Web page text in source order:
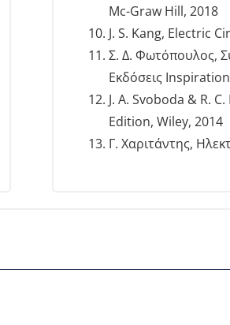
Mc-Graw Hill, 2018
J. S. Kang, Electric
Σ. Δ. Φωτόπουλος,
Εκδόσεις
J. A. Svoboda & R.
Edition, Wiley, 2014
Γ. Χαριτάντης,